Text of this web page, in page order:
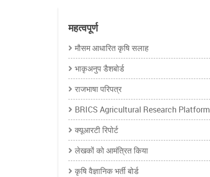
महत्वपूर्ण
मौसम आधारित कृषि सलाह
भाकृअनुप डैशबोर्ड
राजभाषा परिपत्र
BRICS Agricultural Research Platform
क्यूआरटी रिपोर्ट
लेखकों को आमंत्रित किया
कृषि वैज्ञानिक भर्ती बोर्ड